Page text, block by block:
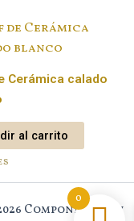
Cerámica calado
al carrito
Component New
0